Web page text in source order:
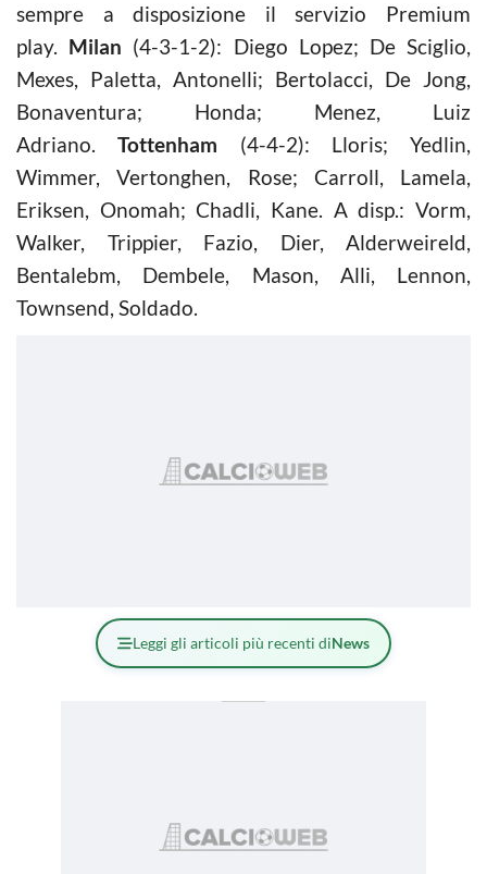
sempre a disposizione il servizio Premium
play. Milan (4-3-1-2): Diego Lopez; De Sciglio,
Mexes, Paletta, Antonelli; Bertolacci, De Jong,
Bonaventura; Honda; Menez, Luiz
Adriano.Tottenham (4-4-2): Lloris; Yedlin,
Wimmer, Vertonghen, Rose; Carroll, Lamela,
Eriksen, Onomah; Chadli, Kane. A disp.: Vorm,
Walker, Trippier, Fazio, Dier, Alderweireld,
Bentalebm, Dembele, Mason, Alli, Lennon,
Townsend, Soldado.
Leggi gli articoli più recenti diNews